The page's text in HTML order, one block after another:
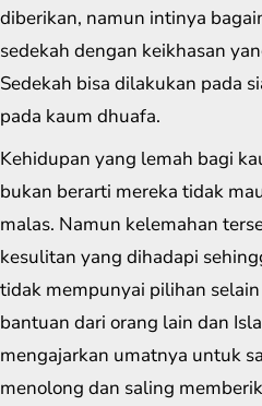
diberikan, namun intinya
sedekah dengan keikhasan
Sedekah bisa dilakukan pada
pada kaum dhuafa.
Kehidupan yang lemah bagi
bukan berarti mereka tidak
malas. Namun kelemahan
kesulitan yang dihadapi
tidak mempunyai pilihan
bantuan dari orang lain dan
mengajarkan umatnya untuk
menolong dan saling